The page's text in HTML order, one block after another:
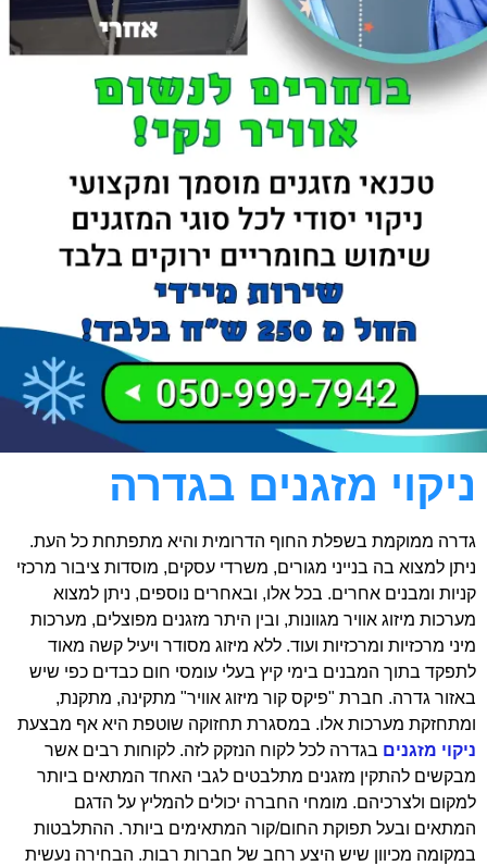
ניקוי מזגנים בגדרה
גדרה ממוקמת בשפלת החוף הדרומית והיא מתפתחת כל העת.
ניתן למצוא בה בנייני מגורים, משרדי עסקים, מוסדות ציבור מרכזי
קניות ומבנים אחרים. בכל אלו, ובאחרים נוספים, ניתן למצוא
מערכות מיזוג אוויר מגוונות, ובין היתר מזגנים מפוצלים, מערכות
מיני מרכזיות ומרכזיות ועוד. ללא מיזוג מסודר ויעיל קשה מאוד
לתפקד בתוך המבנים בימי קיץ בעלי עומסי חום כבדים כפי שיש
באזור גדרה. חברת "פיקס קור מיזוג אוויר" מתקינה, מתקנת,
ומתחזקת מערכות אלו. במסגרת תחזוקה שוטפת היא אף מבצעת
ניקוי מזגנים בגדרה לכל לקוח הנזקק לזה. לקוחות רבים אשר
מבקשים להתקין מזגנים מתלבטים לגבי האחד המתאים ביותר
למקום ולצרכיהם. מומחי החברה יכולים להמליץ על הדגם
המתאים ובעל תפוקת החום/קור המתאימים ביותר. ההתלבטות
במקומה מכיוון שיש היצע רחב של חברות רבות. הבחירה נעשית